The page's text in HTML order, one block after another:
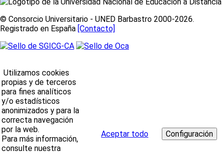
© Consorcio Universitario - UNED Barbastro 2000-2026.
Registrado en España [Contacto]
Utilizamos cookies
propias y de terceros
para fines analíticos
y/o estadísticos
anonimizados y para la
correcta navegación
por la web.
Para más información,
consulte nuestra
Aceptar todo